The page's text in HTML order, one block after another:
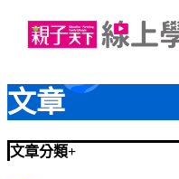
文章
文章分類+